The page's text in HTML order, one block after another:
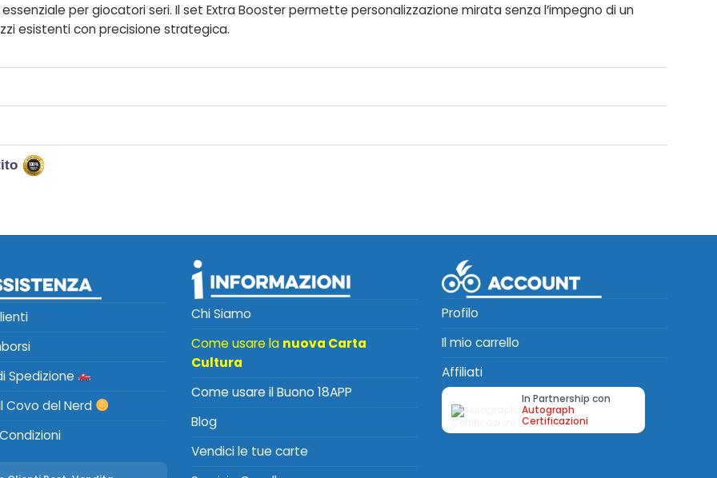
per giocatori seri. Il set Extra Booster permette personalizzazione mirata senza l’impegno di un
esistenti con precisione strategica.
Spedizione
Covo del Nerd
Chi Siamo
Come usare la nuova Carta
Cultura
Come usare il Buono 18APP
Blog
Vendici le tue carte
Profilo
Il mio carrello
Affiliati
In Partnership con
Autograph
Certificazioni